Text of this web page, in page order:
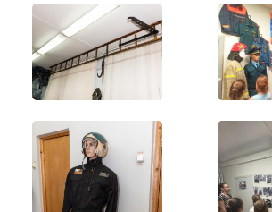
Фильмы о
Мультфильмы
Брандистика
© 2018-2026, «ВДПО»
Все права на материалы, находящиеся на